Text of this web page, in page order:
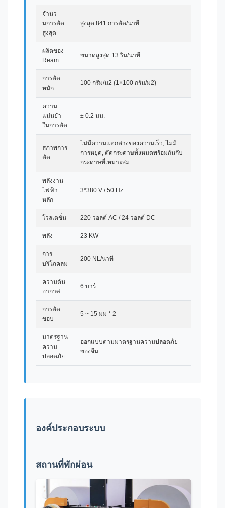
จํานว
นการตัด
สูงสุด
สูงสุด 841 การตัด/นาที
ผลิตของ
Ream
ขนาดสูงสุด 13 ริม/นาที
การตัด
หนัก
100 กรัม/ม2 (1×100 กรัม/ม2)
ความ
แม่นยํา
ในการตัด
± 0.2 มม.
สภาพการ
ตัด
ไม่มีความแตกต่างของความเร็ว, ไม่มี
การหยุด, ตัดกระดาษทั้งหมดพร้อมกันกับ
กระดาษที่เหมาะสม
พลังงาน
ไฟฟ้า
หลัก
3*380 V / 50 Hz
โวลเตชั่น 220 วอลต์ AC / 24 วอลต์ DC
พลัง 23 KW
การ
บริโภคลม
200 NL/นาที
ความดัน
อากาศ
6 บาร์
การตัด
ขอบ
5 ~ 15 มม * 2
มาตรฐาน
ความ
ปลอดภัย
ออกแบบตามมาตรฐานความปลอดภัย
ของจีน
องค์ประกอบระบบ
สถานที่พักผ่อน